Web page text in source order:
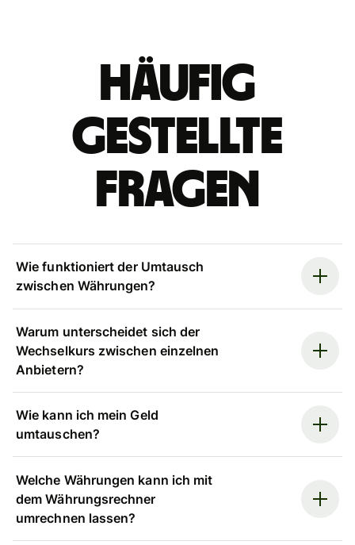
Häufig
gestellte
Fragen
Wie funktioniert der Umtausch
zwischen Währungen?
Warum unterscheidet sich der
Wechselkurs zwischen einzelnen
Anbietern?
Wie kann ich mein Geld
umtauschen?
Welche Währungen kann ich mit
dem Währungsrechner
umrechnen lassen?